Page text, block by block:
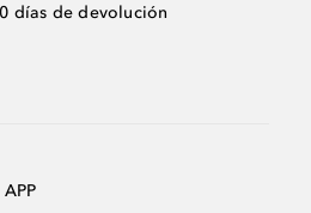
días de devolución